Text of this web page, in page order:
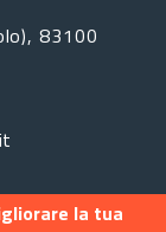
83100
la tua